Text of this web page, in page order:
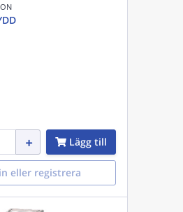
Lägg till
eller registrera